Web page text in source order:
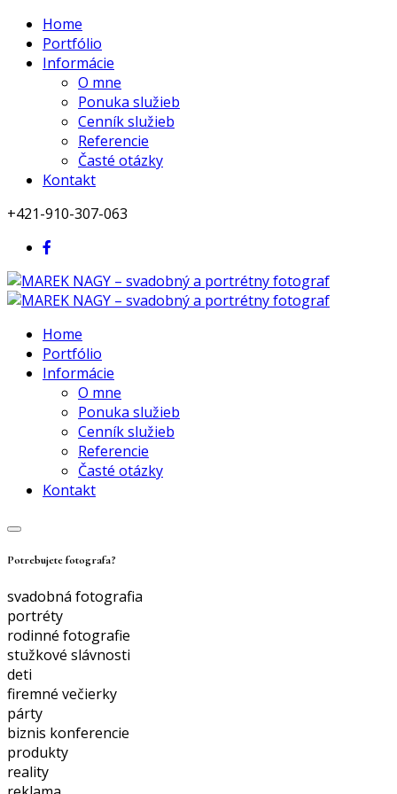
Home
Portfólio
Informácie
O mne
Ponuka služieb
Cenník služieb
Referencie
Časté otázky
Kontakt
+421-910-307-063
Home
Portfólio
Informácie
O mne
Ponuka služieb
Cenník služieb
Referencie
Časté otázky
Kontakt
Potrebujete fotografa?
svadobná fotografia
portréty
rodinné fotografie
stužkové slávnosti
deti
firemné večierky
párty
biznis konferencie
produkty
reality